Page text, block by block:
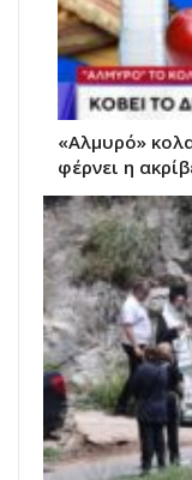
«Αλμυρό»
φέρνει η